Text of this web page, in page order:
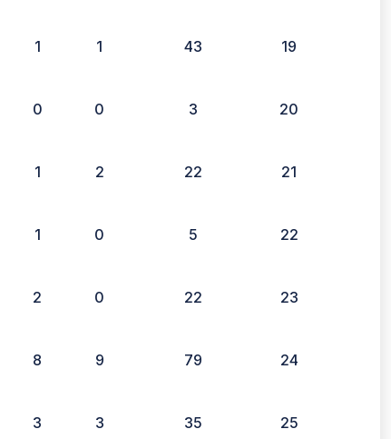
1 1 43 19
0 0 3 20
1 2 22 21
1 0 5 22
2 0 22 23
8 9 79 24
3 3 35 25